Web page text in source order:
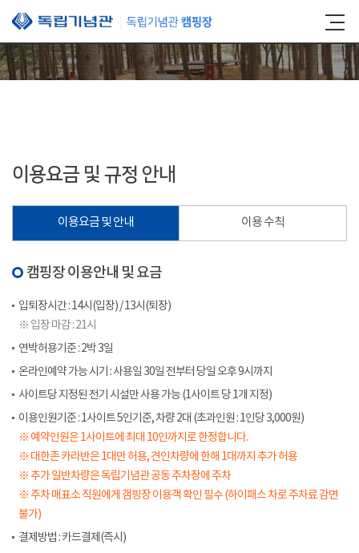
본문 바로가기
이용요금 및 규정 안내
이용요금 및 안내 이용 수칙
캠핑장 이용안내 및 요금
입퇴장시간 : 14시(입장) / 13시(퇴장)
※ 입장 마감 : 21시
연박허용기준 : 2박 3일
온라인예약 가능 시기 : 사용일 30일 전부터 당일 오후 9시까지
사이트당 지정된 전기 시설만 사용 가능 (1사이트 당 1개 지정)
이용인원기준 : 1사이트 5인기준, 차량 2대 (초과인원 : 1인당 3,000원)
※ 예약인원은 1사이트에 최대 10인까지로 한정합니다.
※ 대한존 카라반은 1대만 허용, 견인차량에 한해 1대까지 추가 허용
※ 추가 일반차량은 독립기념관 공동 주차장에 주차
※ 주차 매표소 직원에게 갬핑장 이용객 확인 필수 (하이패스 차로 주차료 감면
불가)
결제방법 : 카드결제(즉시)